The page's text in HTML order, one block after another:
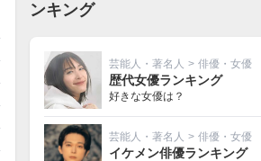
ンキング
芸能人・著名人 > 俳優・女優
歴代女優ランキング
好きな女優は？
芸能人・著名人 > 俳優・女優
イケメン俳優ランキング